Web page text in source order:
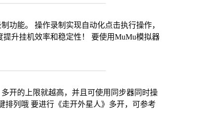
功能。 操作录制实现自动化点击执行操作，
升挂机效率和稳定性！ 要使用MuMu模拟器
开的上限就越高，并且可使用同步器同时操
排列哦 要进行《走开外星人》多开，可参考